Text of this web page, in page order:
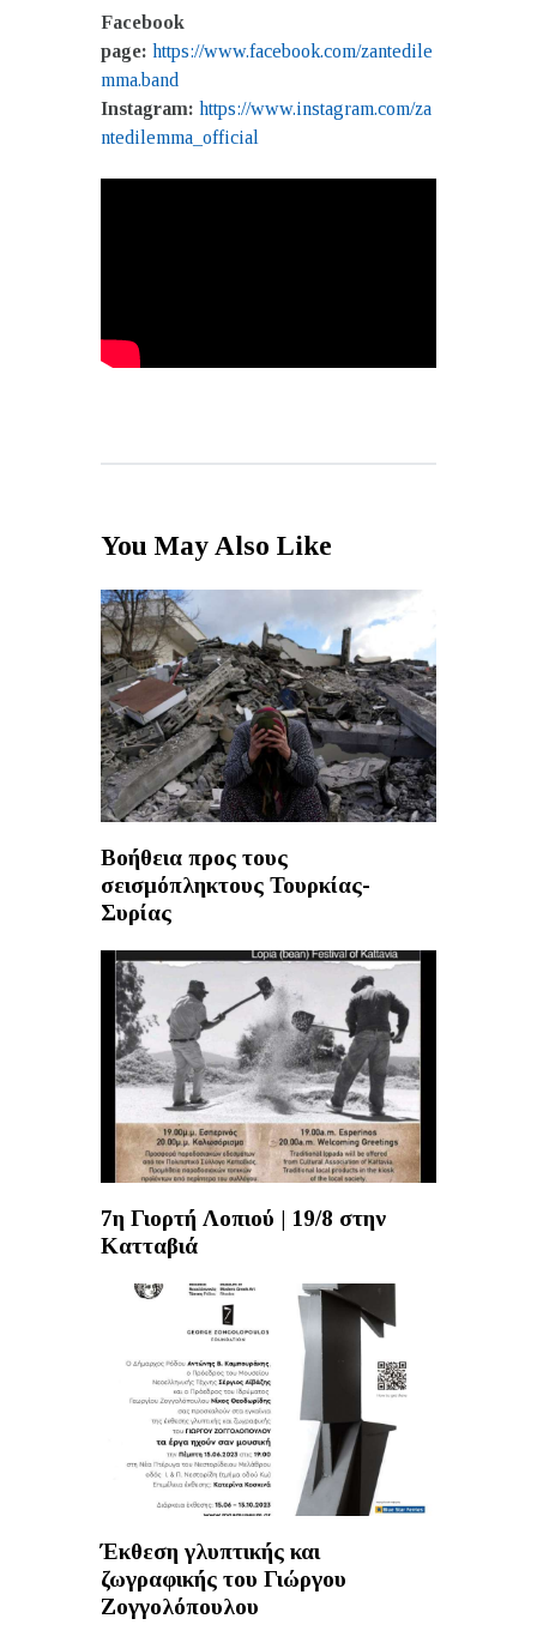
Facebook
page: https://www.facebook.com/zantedile
mma.band
Instagram: https://www.instagram.com/za
ntedilemma_official
You May Also Like
Βοήθεια προς τους
σεισμόπληκτους Τουρκίας-
Συρίας
7η Γιορτή Λοπιού | 19/8 στην
Κατταβιά
Έκθεση γλυπτικής και
ζωγραφικής του Γιώργου
Ζογγολόπουλου